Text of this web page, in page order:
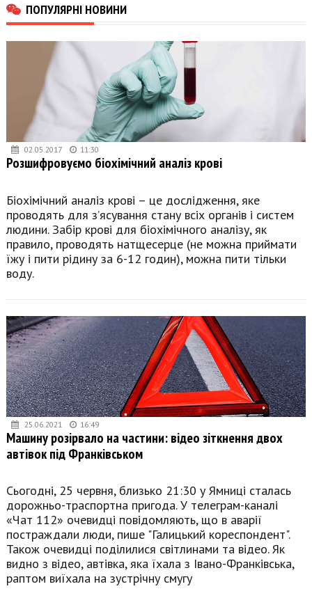
ПОПУЛЯРНІ НОВИНИ
02.05.2017 11:30
Розшифровуємо біохімічний аналіз крові
Біохімічний аналіз крові – це дослідження, яке
проводять для з’ясування стану всіх органів і систем
людини. Забір крові для біохімічного аналізу, як
правило, проводять натщесерце (не можна приймати
їжу і пити рідину за 6-12 годин), можна пити тільки
воду.
25.06.2021 16:49
Машину розірвало на частини: відео зіткнення двох
автівок під Франківськом
Сьогодні, 25 червня, близько 21:30 у Ямниці сталась
дорожньо-траспортна пригода. У телеграм-каналі
«Чат 112» очевидці повідомляють, що в аварії
постраждали люди, пише "Галицький кореспондент".
Також очевидці поділилися світлинами та відео. Як
видно з відео, автівка, яка їхала з Івано-Франківська,
раптом виїхала на зустрічну смугу